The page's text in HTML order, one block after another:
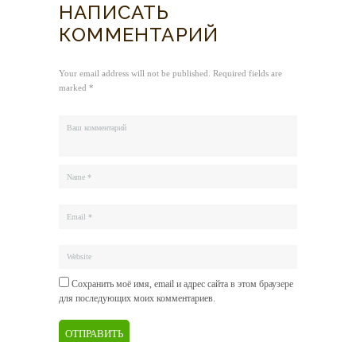
НАПИСАТЬ
КОММЕНТАРИЙ
Your email address will not be published. Required fields are
marked *
Сохранить моё имя, email и адрес сайта в этом браузере
для последующих моих комментариев.